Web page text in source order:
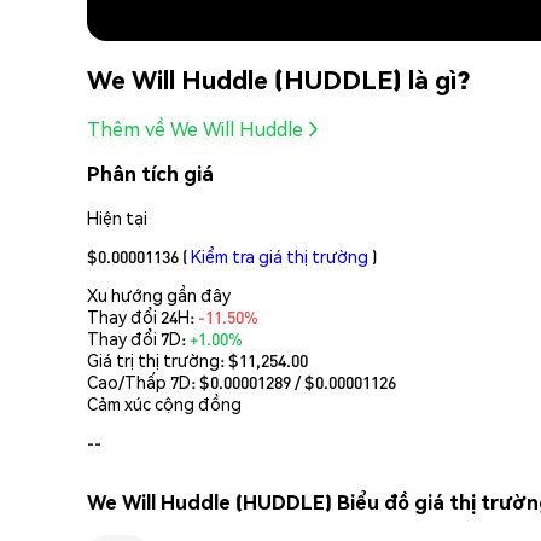
We Will Huddle (HUDDLE) là gì?
Thêm về We Will Huddle
Phân tích giá
Hiện tại
$0.00001136 (Kiểm tra giá thị trường )
Xu hướng gần đây
Thay đổi 24H: -11.50%
Thay đổi 7D:+1.00%
Giá trị thị trường:$11,254.00
Cao/Thấp 7D: $0.00001289/ $0.00001126
Cảm xúc cộng đồng
--
We Will Huddle (HUDDLE) Biểu đồ giá thị